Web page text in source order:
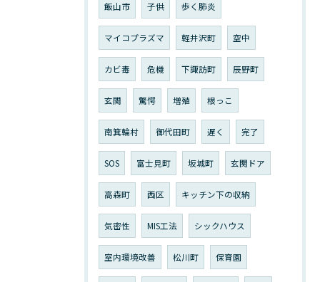
飯山市 子供 歩く肺炎
マイコプラズマ 軽井沢町 空中
カビ毒 危機 下諏訪町 辰野町
玄関 驚愕 増殖 根っこ
南箕輪村 御代田町 遅く 完了
SOS 富士見町 坂城町 玄関ドア
高森町 西区 キッチン下の収納
気密性 MIS工法 シックハウス
室内環境改善 松川町 保育園